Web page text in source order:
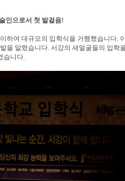
으로서 첫 발걸음!
하여 대규모의 입학식을 거행했습니다.
을 알렸습니다. 서강의 새얼굴들의 입학
습니다.